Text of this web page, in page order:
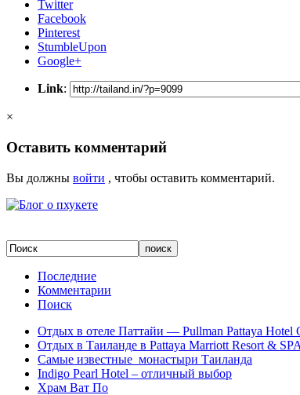
Twitter
Facebook
Pinterest
StumbleUpon
Google+
Link:
×
Оставить комментарий
Вы должны войти , чтобы оставить комментарий.
Последние
Комментарии
Поиск
Отдых в отеле Паттайи — Pullman Pattaya Hotel
Отдых в Таиланде в Pattaya Marriott Resort & SPA
Самые известные монастыри Таиланда
Indigo Pearl Hotel – отличный выбор
Храм Ват По